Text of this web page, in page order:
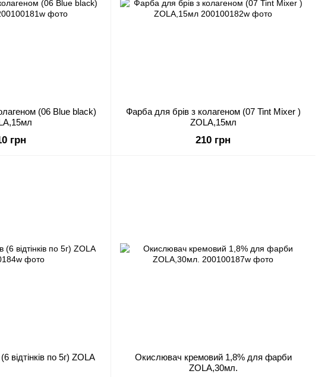
Blue black)
грн
Фарба для брів з колагеном (07 Tint Mixer )
ZOLA,15мл
210 грн
відтінків по 5г) ZOLA
Окислювач кремовий 1,8% для фарби
ZOLA,30мл.